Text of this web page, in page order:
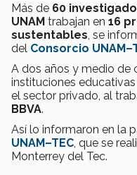
Más de 60
UNAM trabajan en 16
sustentables , se
del Consorcio
A dos años y medio de
instituciones
el sector privado, al
BBVA.
Así lo informaron en la
UNAM–TEC , que se
Monterrey del Tec.